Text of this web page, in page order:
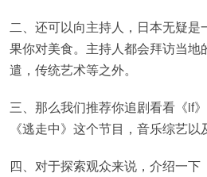
二、还可以向主持人，日本无疑是
果你对美食。主持人都会拜访当地
遣，传统艺术等之外。
三、那么我们推荐你追剧看看《if
《逃走中》这个节目，音乐综艺以
四、对于探索观众来说，介绍一下